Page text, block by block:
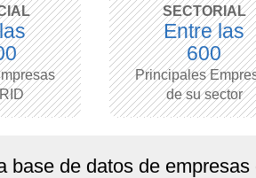
SECTORIAL
Entre las
600
Principales
de su sector
base de datos de